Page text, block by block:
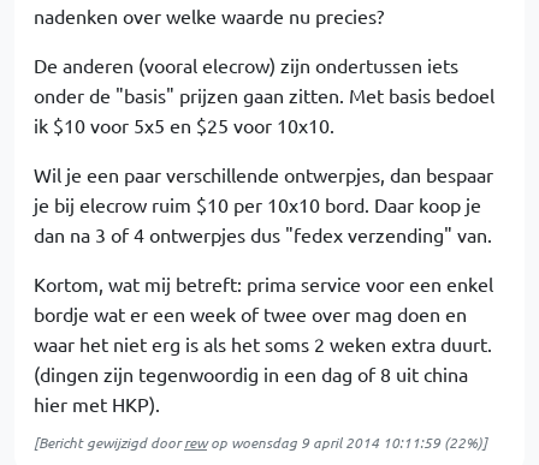
nadenken over welke waarde nu precies?
De anderen (vooral elecrow) zijn ondertussen iets
onder de "basis" prijzen gaan zitten. Met basis bedoel
ik $10 voor 5x5 en $25 voor 10x10.
Wil je een paar verschillende ontwerpjes, dan bespaar
je bij elecrow ruim $10 per 10x10 bord. Daar koop je
dan na 3 of 4 ontwerpjes dus "fedex verzending" van.
Kortom, wat mij betreft: prima service voor een enkel
bordje wat er een week of twee over mag doen en
waar het niet erg is als het soms 2 weken extra duurt.
(dingen zijn tegenwoordig in een dag of 8 uit china
hier met HKP).
[Bericht gewijzigd doorrewop woensdag 9 april 2014 10:11:59(22%)]